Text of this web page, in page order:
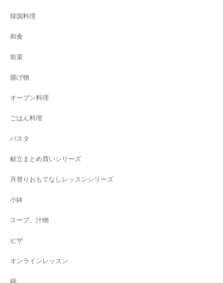
韓国料理
和食
前菜
揚げ物
オーブン料理
ごはん料理
パスタ
献立まとめ買いシリーズ
月替りおもてなしレッスンシリーズ
小鉢
スープ、汁物
ピザ
オンラインレッスン
鍋